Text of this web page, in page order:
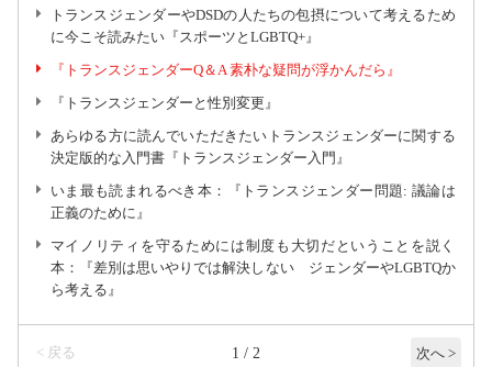
トランスジェンダーやDSDの人たちの包摂について考えるため
に今こそ読みたい『スポーツとLGBTQ+』
『トランスジェンダーQ＆A 素朴な疑問が浮かんだら』
『トランスジェンダーと性別変更』
あらゆる方に読んでいただきたいトランスジェンダーに関する
決定版的な入門書『トランスジェンダー入門』
いま最も読まれるべき本：『トランスジェンダー問題: 議論は
正義のために』
マイノリティを守るためには制度も大切だということを説く
本：『差別は思いやりでは解決しない ジェンダーやLGBTQか
ら考える』
< 戻る 1 / 2 次へ >